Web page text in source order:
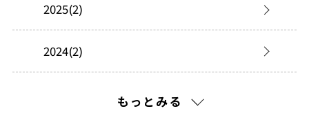
2025(2)
2024(2)
もっとみる